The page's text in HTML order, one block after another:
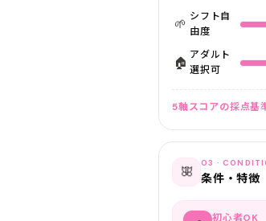
🌱 シフト自
由度
🏠 アダルト
選択可
5軸スコアの採点基
🎀 03 ·
条件・特徴
初心者OK